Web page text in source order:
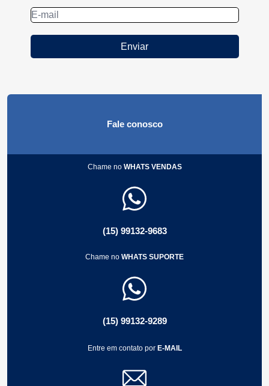
Enviar
Fale conosco
Chame no WHATS VENDAS
(15) 99132-9683
Chame no WHATS SUPORTE
(15) 99132-9289
Entre em contato por E-MAIL